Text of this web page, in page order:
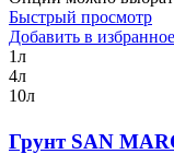
Быстрый просмотр
Добавить в избранное
1л
4л
10л
Грунт SAN